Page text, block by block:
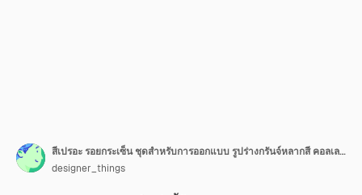
สีเปรอะ รอยกระเซ็น ชุดสำหรับการออกแบบ รูปร่างกรันจ์หลากสี คอลเลกชัน คราบสกปรกและเงา หมึกสีสาด
designer_things